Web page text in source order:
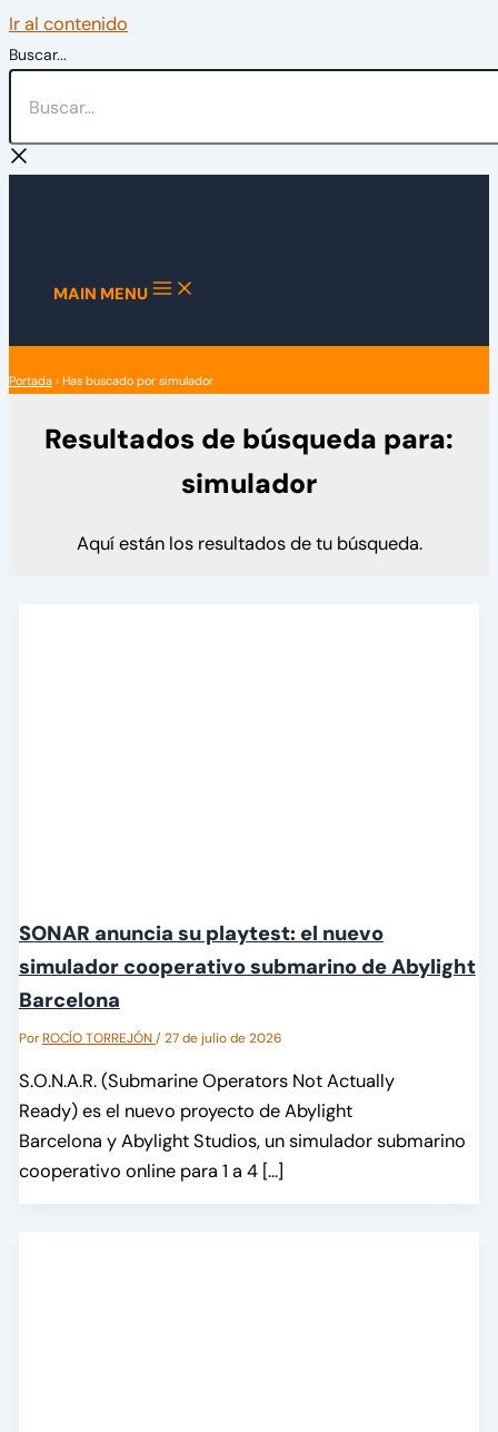
Ir al contenido
Buscar...
MAIN MENU
Portada › Has buscado por simulador
Resultados de búsqueda para:
simulador
Aquí están los resultados de tu búsqueda.
SONAR anuncia su playtest: el nuevo
simulador cooperativo submarino de Abylight
Barcelona
PorROCÍO TORREJÓN/27 de julio de 2026
S.O.N.A.R. (Submarine Operators Not Actually
Ready) es el nuevo proyecto de Abylight
Barcelona y Abylight Studios, un simulador submarino
cooperativo online para 1 a 4 […]